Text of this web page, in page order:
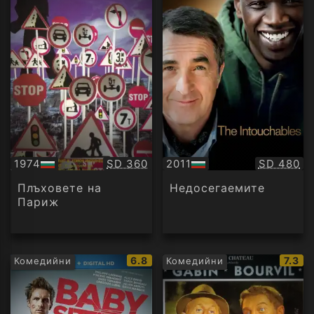
1974
БГ
аудио
Качество:
SD 360
Плъховете на
Париж
2011
БГ
аудио
SD 480
Недосегаемите
Комедийни
IMDb
рейтинг:
6.8 Комедийни
IMDb
7.3